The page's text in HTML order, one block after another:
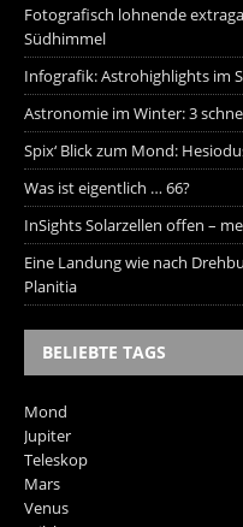
Fotografisch lohnende
Südhimmel
Infografik: Astrohighlights im
Astronomie im Winter: 3
Spix‘ Blick zum Mond:
Was ist eigentlich … 66?
InSights Solarzellen offen –
Eine Landung wie nach
Planitia
BELIEBTE TAGS
Mond
Jupiter
Teleskop
Mars
Venus